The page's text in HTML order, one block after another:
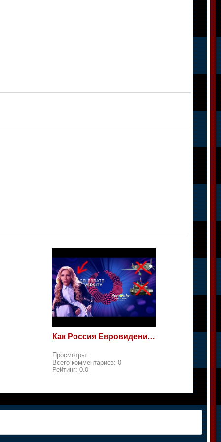
Как Россия Евровидение на жалость берет
Просмотры:
Всего комментариев: 0
Рейтинг: 0.0